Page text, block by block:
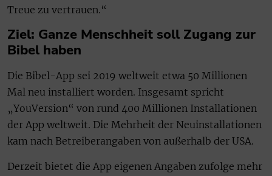
Treue zu vertrauen.“
Ziel: Ganze Menschheit soll Zugang zur
Bibel haben
Die Bibel-App sei 2019 weltweit etwa 50 Millionen
Mal neu installiert worden. Insgesamt spricht
„YouVersion“ von rund 400 Millionen Installationen
der App weltweit. Die Mehrheit der Neuinstallationen
kam nach Betreiberangaben von außerhalb der USA.
Derzeit bietet die App eigenen Angaben zufolge mehr